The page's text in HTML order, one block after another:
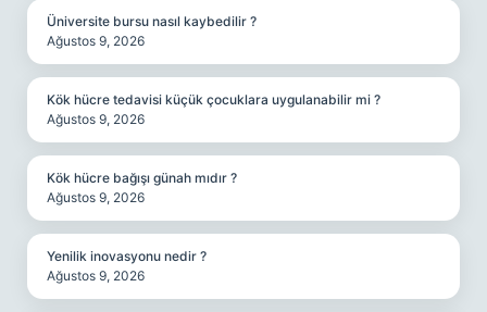
Üniversite bursu nasıl kaybedilir ?
Ağustos 9, 2026
Kök hücre tedavisi küçük çocuklara uygulanabilir mi ?
Ağustos 9, 2026
Kök hücre bağışı günah mıdır ?
Ağustos 9, 2026
Yenilik inovasyonu nedir ?
Ağustos 9, 2026